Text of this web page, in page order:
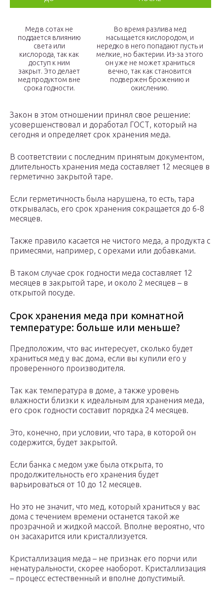
Мед в сотах не
поддается влиянию
света или
кислорода, так как
доступ к ним
закрыт. Это делает
мед продуктом вне
срока годности.
Во время разлива мед
насыщается кислородом, и
нередко в него попадают пусть и
мелкие, но бактерии. Из-за этого
он уже не может храниться
вечно, так как становится
подвержен брожению и
окислению.
Закон в этом отношении принял свое решение:
усовершенствовал и доработал ГОСТ, который на
сегодня и определяет срок хранения меда.
В соответствии с последним принятым документом,
длительность хранения меда составляет 12 месяцев в
герметично закрытой таре.
Если герметичность была нарушена, то есть, тара
открывалась, его срок хранения сокращается до 6-8
месяцев.
Также правило касается не чистого меда, а продукта с
примесями, например, с орехами или добавками.
В таком случае срок годности меда составляет 12
месяцев в закрытой таре, и около 2 месяцев – в
открытой посуде.
Срок хранения меда при комнатной
температуре: больше или меньше?
Предположим, что вас интересует, сколько будет
храниться мед у вас дома, если вы купили его у
проверенного производителя.
Так как температура в доме, а также уровень
влажности близки к идеальным для хранения меда,
его срок годности составит порядка 24 месяцев.
Это, конечно, при условии, что тара, в которой он
содержится, будет закрытой.
Если банка с медом уже была открыта, то
продолжительность его хранения будет
варьироваться от 10 до 12 месяцев.
Но это не значит, что мед, который храниться у вас
дома с течением времени останется такой же
прозрачной и жидкой массой. Вполне вероятно, что
он засахарится или кристаллизуется.
Кристаллизация меда – не признак его порчи или
ненатуральности, скорее наоборот. Кристаллизация
– процесс естественный и вполне допустимый.